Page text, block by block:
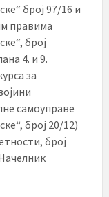
број 97/16 и
правима
број
4. и 9.
за
самоуправе
број 20/12)
број